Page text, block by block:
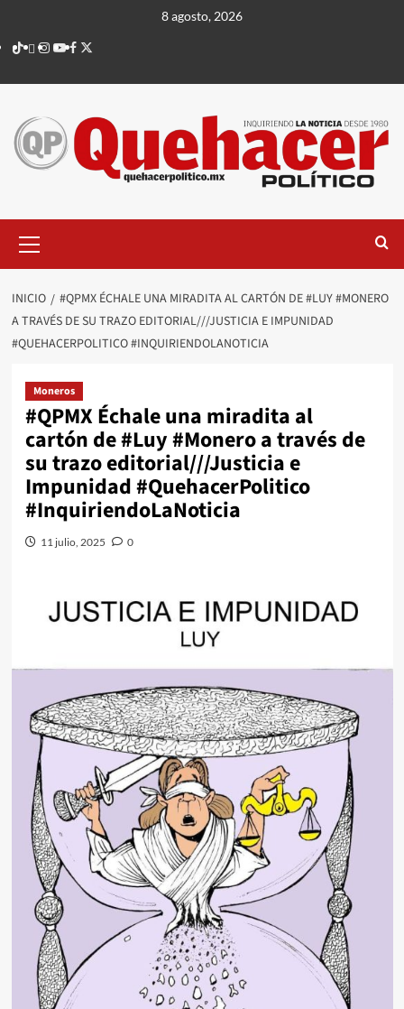
contenido
8 agosto, 2026
TikTok
threads
Instagram
Youtube
Facebook
X
principal
INICIO
#QPMX ÉCHALE UNA MIRADITA AL CARTÓN DE #LUY #MONERO
A TRAVÉS DE SU TRAZO EDITORIAL///JUSTICIA E IMPUNIDAD
#QUEHACERPOLITICO #INQUIRIENDOLANOTICIA
Moneros
#QPMX Échale una miradita al
cartón de #Luy #Monero a través de
su trazo editorial///Justicia e
Impunidad #QuehacerPolitico
#InquiriendoLaNoticia
11 julio, 2025 0